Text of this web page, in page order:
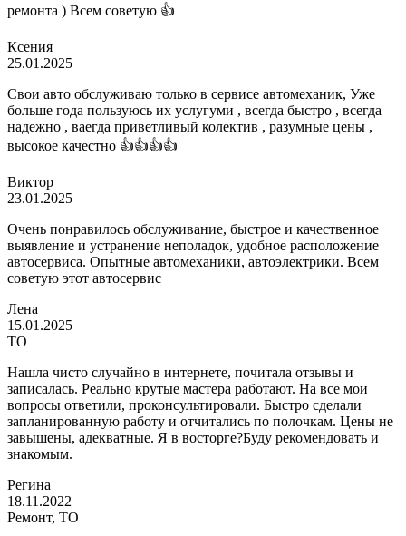
ремонта ) Всем советую 👍
Ксения
25.01.2025
Свои авто обслуживаю только в сервисе автомеханик, Уже
больше года пользуюсь их услугуми , всегда быстро , всегда
надежно , ваегда приветливый колектив , разумные цены ,
высокое качестно 👍👍👍👍
Виктор
23.01.2025
Очень понравилось обслуживание, быстрое и качественное
выявление и устранение неполадок, удобное расположение
автосервиса. Опытные автомеханики, автоэлектрики. Всем
советую этот автосервис
Лена
15.01.2025
ТО
Нашла чисто случайно в интернете, почитала отзывы и
записалась. Реально крутые мастера работают. На все мои
вопросы ответили, проконсультировали. Быстро сделали
запланированную работу и отчитались по полочкам. Цены не
завышены, адекватные. Я в восторге?Буду рекомендовать и
знакомым.
Регина
18.11.2022
Ремонт, ТО